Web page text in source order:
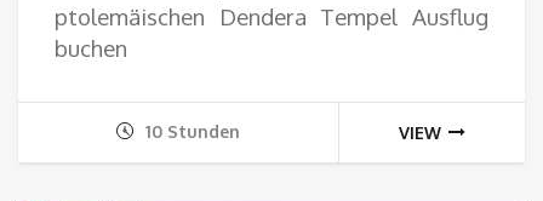
ptolemäischen Dendera Tempel Ausflug
buchen
10 Stunden VIEW